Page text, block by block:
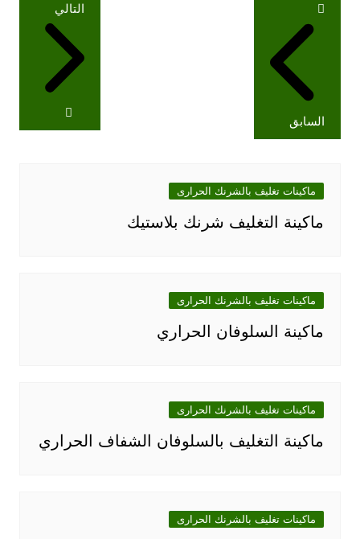
المقالات
السابق
التالي
ماكينات تغليف بالشرنك الحرارى
ماكينة التغليف شرنك بلاستيك
ماكينات تغليف بالشرنك الحرارى
ماكينة السلوفان الحراري
ماكينات تغليف بالشرنك الحرارى
ماكينة التغليف بالسلوفان الشفاف الحراري
ماكينات تغليف بالشرنك الحرارى